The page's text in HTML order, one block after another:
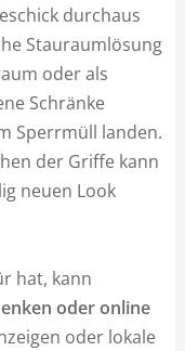
durchaus
Stauraumlösung
oder als
Schränke
Sperrmüll landen.
der Griffe kann
neuen Look
hat, kann
oder online
oder lokale